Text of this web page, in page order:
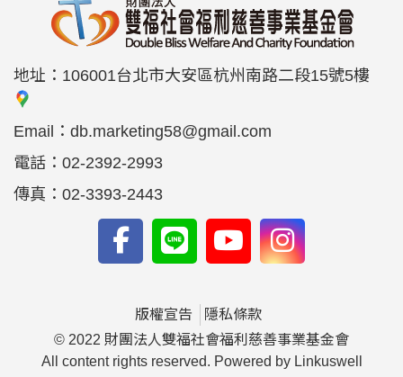
地址： 106001台北市大安區杭州南路二段15號5樓
Email： db.marketing58@gmail.com
電話： 02-2392-2993
傳真： 02-3393-2443
版權宣告
隱私條款
© 2022 財團法人雙福社會福利慈善事業基金會
All content rights reserved. Powered by Linkuswell